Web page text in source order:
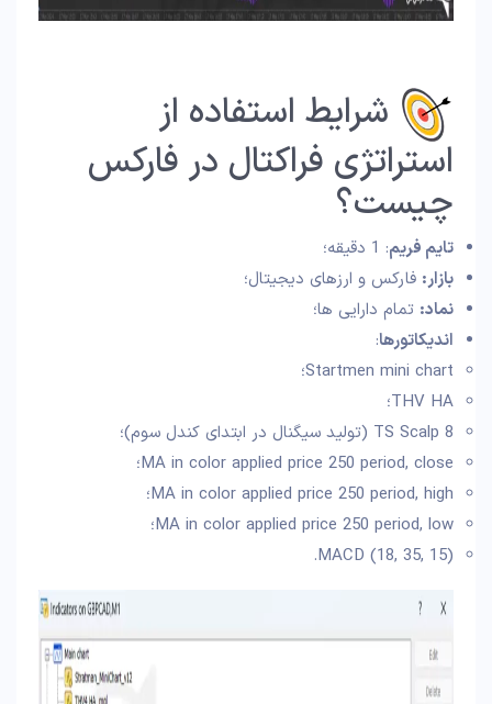
شرایط استفاده از
استراتژی فراکتال در فارکس
چیست؟
تایم فریم: 1 دقیقه؛
بازار: فارکس و ارزهای دیجیتال؛
نماد: تمام دارایی ها؛
اندیکاتورها:
Startmen mini chart؛
THV HA؛
TS Scalp 8 (تولید سیگنال در ابتدای کندل سوم)؛
MA in color applied price 250 period, close؛
MA in color applied price 250 period, high؛
MA in color applied price 250 period, low؛
MACD (18, 35, 15).